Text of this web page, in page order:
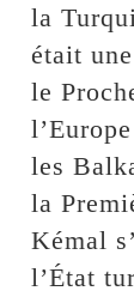
la
était
le
les
la
Kémal
l’État